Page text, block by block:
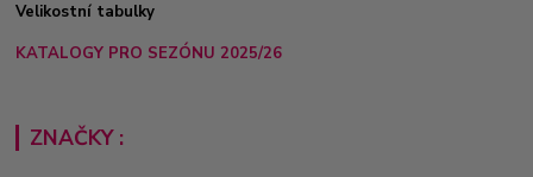
Velikostní tabulky
KATALOGY PRO SEZÓNU 2025/26
ZNAČKY :